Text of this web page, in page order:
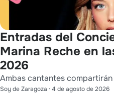
Entradas del
Marina Reche en
2026
Ambas cantantes
Soy de Zaragoza · 4 de agosto de 2026